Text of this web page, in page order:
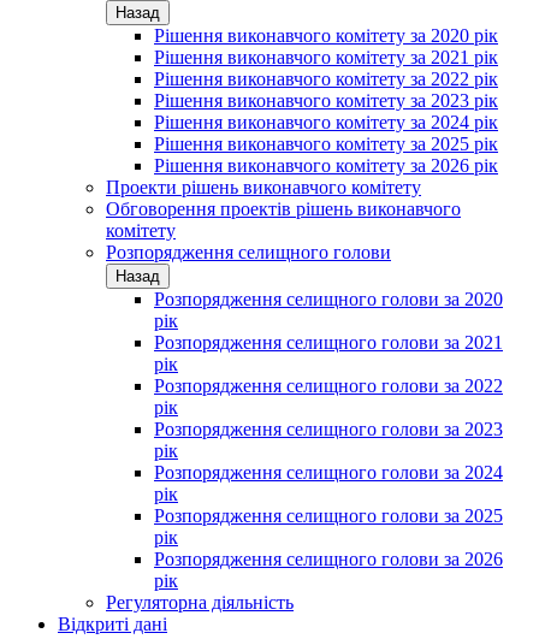
Назад
Рішення виконавчого комітету за 2020 рік
Рішення виконавчого комітету за 2021 рік
Рішення виконавчого комітету за 2022 рік
Рішення виконавчого комітету за 2023 рік
Рішення виконавчого комітету за 2024 рік
Рішення виконавчого комітету за 2025 рік
Рішення виконавчого комітету за 2026 рік
Проекти рішень виконавчого комітету
Обговорення проектів рішень виконавчого
комітету
Розпорядження селищного голови
Назад
Розпорядження селищного голови за 2020
рік
Розпорядження селищного голови за 2021
рік
Розпорядження селищного голови за 2022
рік
Розпорядження селищного голови за 2023
рік
Розпорядження селищного голови за 2024
рік
Розпорядження селищного голови за 2025
рік
Розпорядження селищного голови за 2026
рік
Регуляторна діяльність
Відкриті дані